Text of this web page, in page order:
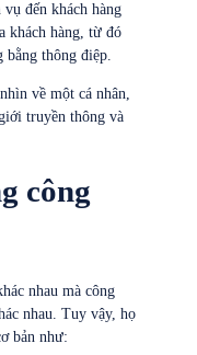
đến khách hàng
khách hàng, từ đó
bằng thông điệp.
về một cá nhân,
truyền thông và
công
nhau mà công
nhau. Tuy vậy, họ
bản như: